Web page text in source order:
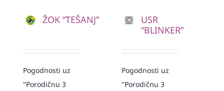
ŽOK “TEŠANJ”
Pogodnosti uz
"Porodičnu 3
USR
“BLINKER”
Pogodnosti uz
"Porodičnu 3